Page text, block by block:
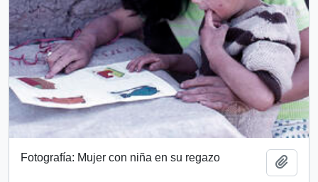
Fotografía: Mujer con niña en su regazo